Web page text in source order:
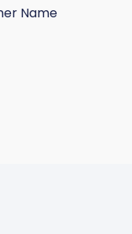
Name